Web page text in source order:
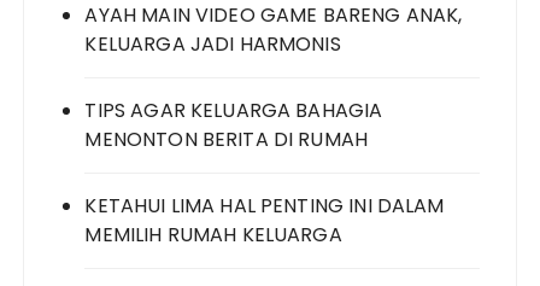
AYAH MAIN VIDEO GAME BARENG ANAK,
KELUARGA JADI HARMONIS
TIPS AGAR KELUARGA BAHAGIA
MENONTON BERITA DI RUMAH
KETAHUI LIMA HAL PENTING INI DALAM
MEMILIH RUMAH KELUARGA